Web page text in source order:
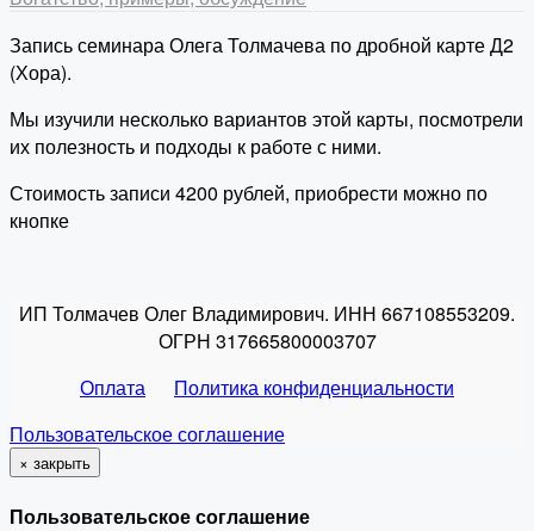
Запись семинара Олега Толмачева по дробной карте Д2
(Хора).
Мы изучили несколько вариантов этой карты, посмотрели
их полезность и подходы к работе с ними.
Стоимость записи 4200 рублей, приобрести можно по
кнопке
ИП Толмачев Олег Владимирович. ИНН 667108553209.
ОГРН 317665800003707
Оплата
Политика конфиденциальности
Пользовательское соглашение
× закрыть
Пользовательское соглашение